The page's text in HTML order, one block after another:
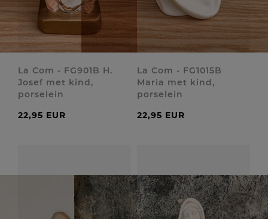
La Com - FG901B H.
Josef met kind,
porselein
22,95 EUR
La Com - FG1015B
Maria met kind,
porselein
22,95 EUR